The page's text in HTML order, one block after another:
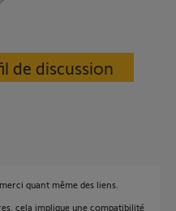
de discussion
quant même des liens.
cela implique une compatibilité